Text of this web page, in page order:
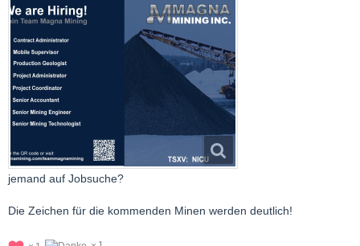
jemand auf Jobsuche?
Die Zeichen für die kommenden Minen werden deutlich!